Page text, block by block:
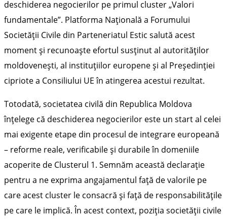
deschiderea negocierilor pe primul cluster „Valori
fundamentale”. Platforma Națională a Forumului
Societății Civile din Parteneriatul Estic salută acest
moment și recunoaște efortul susținut al autorităților
moldovenești, al instituțiilor europene și al Președinției
cipriote a Consiliului UE în atingerea acestui rezultat.
Totodată, societatea civilă din Republica Moldova
înțelege că deschiderea negocierilor este un start al celei
mai exigente etape din procesul de integrare europeană
– reforme reale, verificabile și durabile în domeniile
acoperite de Clusterul 1. Semnăm această declarație
pentru a ne exprima angajamentul față de valorile pe
care acest cluster le consacră și față de responsabilitățile
pe care le implică. În acest context, poziția societății civile